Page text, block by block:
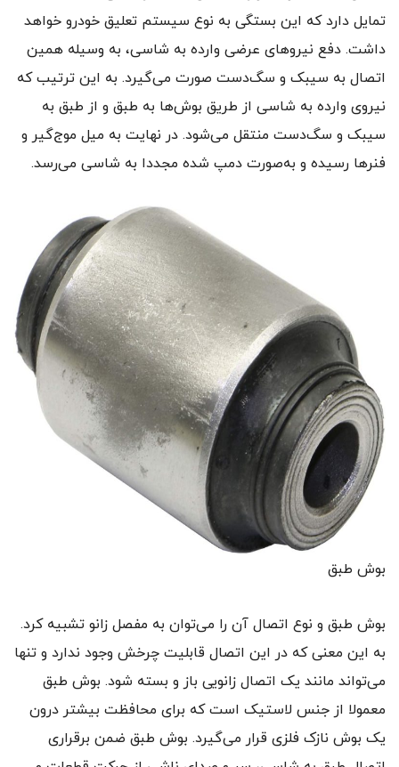
تمایل دارد که این بستگی به نوع سیستم تعلیق خودرو خواهد
داشت. دفع نیروهای عرضی وارده به شاسی، به وسیله همین
اتصال به سیبک و سگ‌دست صورت می‌گیرد. به این ترتیب که
نیروی وارده به شاسی از طریق بوش‌ها به طبق و از طبق به
سیبک و سگ‌دست منتقل می‌شود. در نهایت به میل موج‌گیر و
فنرها رسیده و به‌صورت دمپ شده مجددا به شاسی می‌رسد.
بوش طبق
بوش طبق و نوع اتصال آن را می‌توان به مفصل زانو تشبیه کرد.
به این معنی که در این اتصال قابلیت چرخش وجود ندارد و تنها
می‌تواند مانند یک اتصال زانویی باز و بسته شود. بوش طبق
معمولا از جنس لاستیک است که برای محافظت بیشتر درون
یک بوش نازک فلزی قرار می‌گیرد. بوش طبق ضمن برقراری